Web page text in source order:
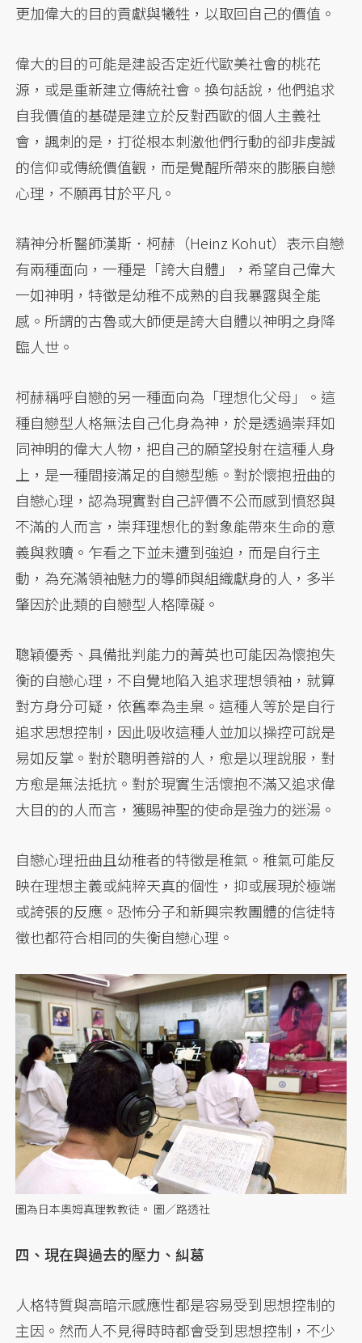
更加偉大的目的貢獻與犧牲，以取回自己的價值。
偉大的目的可能是建設否定近代歐美社會的桃花
源，或是重新建立傳統社會。換句話說，他們追求
自我價值的基礎是建立於反對西歐的個人主義社
會，諷刺的是，打從根本刺激他們行動的卻非虔誠
的信仰或傳統價值觀，而是覺醒所帶來的膨脹自戀
心理，不願再甘於平凡。
精神分析醫師漢斯．柯赫（Heinz Kohut）表示自戀
有兩種面向，一種是「誇大自體」，希望自己偉大
一如神明，特徵是幼稚不成熟的自我暴露與全能
感。所謂的古魯或大師便是誇大自體以神明之身降
臨人世。
柯赫稱呼自戀的另一種面向為「理想化父母」。這
種自戀型人格無法自己化身為神，於是透過崇拜如
同神明的偉大人物，把自己的願望投射在這種人身
上，是一種間接滿足的自戀型態。對於懷抱扭曲的
自戀心理，認為現實對自己評價不公而感到憤怒與
不滿的人而言，崇拜理想化的對象能帶來生命的意
義與救贖。乍看之下並未遭到強迫，而是自行主
動，為充滿領袖魅力的導師與組織獻身的人，多半
肇因於此類的自戀型人格障礙。
聰穎優秀、具備批判能力的菁英也可能因為懷抱失
衡的自戀心理，不自覺地陷入追求理想領袖，就算
對方身分可疑，依舊奉為圭臬。這種人等於是自行
追求思想控制，因此吸收這種人並加以操控可說是
易如反掌。對於聰明善辯的人，愈是以理說服，對
方愈是無法抵抗。對於現實生活懷抱不滿又追求偉
大目的的人而言，獲賜神聖的使命是強力的迷湯。
自戀心理扭曲且幼稚者的特徵是稚氣。稚氣可能反
映在理想主義或純粹天真的個性，抑或展現於極端
或誇張的反應。恐怖分子和新興宗教團體的信徒特
徵也都符合相同的失衡自戀心理。
圖為日本奧姆真理教教徒。 圖／路透社
四、現在與過去的壓力、糾葛
人格特質與高暗示感應性都是容易受到思想控制的
主因。然而人不見得時時都會受到思想控制，不少